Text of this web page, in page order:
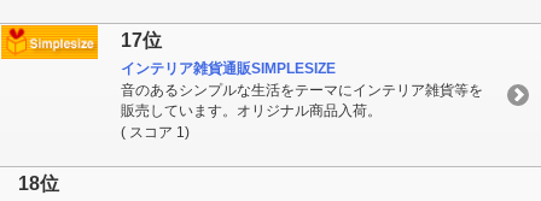
17位
インテリア雑貨通販SIMPLESIZE
音のあるシンプルな生活をテーマにインテリア雑貨等を
販売しています。オリジナル商品入荷。
( スコア 1)
18位